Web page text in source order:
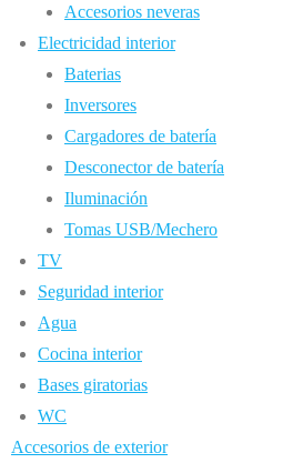
Accesorios neveras
Electricidad interior
Baterias
Inversores
Cargadores de batería
Desconector de batería
Iluminación
Tomas USB/Mechero
TV
Seguridad interior
Agua
Cocina interior
Bases giratorias
WC
Accesorios de exterior